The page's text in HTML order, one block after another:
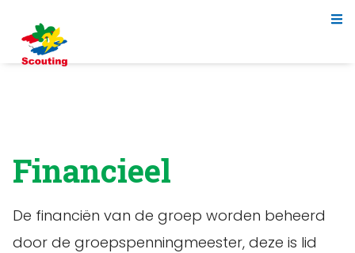
Financieel
De financiën van de groep worden beheerd
door de groepspenningmeester, deze is lid